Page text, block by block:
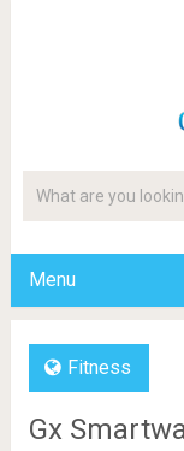
Menu
Fitness
Gx